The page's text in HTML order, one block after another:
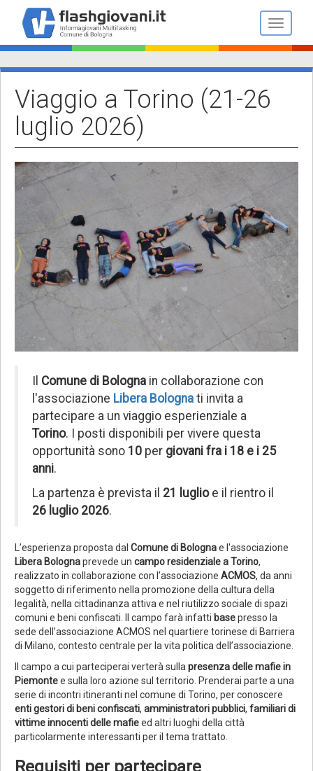
contenuto
principale
Toggle
Viaggio a Torino (21-26
luglio 2026)
Comune di Bologna in collaborazione con
l'associazione Libera Bologna ti invita a
partecipare a un viaggio esperienziale a
Torino. I posti disponibili per vivere questa
opportunità sono 10 per giovani fra i 18 e i 25
anni.
La partenza è prevista il 21 luglioe il rientro il
26 luglio 2026.
L’esperienza proposta dal Comune di Bolognae l'associazione
Libera Bolognaprevede un campo residenziale a Torino,
realizzato in collaborazione con l’associazione ACMOS, da anni
soggetto di riferimento nella promozione della cultura della
legalità, nella cittadinanza attiva e nel riutilizzo sociale di spazi
comuni e beni confiscati. Il campo farà infatti basepresso la
sede dell’associazione ACMOS nel quartiere torinese di Barriera
di Milano, contesto centrale per la vita politica dell’associazione.
Il campo a cui parteciperai verterà sulla presenza delle mafie in
Piemontee sulla loro azione sul territorio. Prenderai parte a una
serie di incontri itineranti nel comune di Torino, per conoscere
enti gestori di beni confiscati, amministratori pubblici, familiari di
vittime innocenti delle mafieed altri luoghi della città
particolarmente interessanti per il tema trattato.
Requisiti per partecipare